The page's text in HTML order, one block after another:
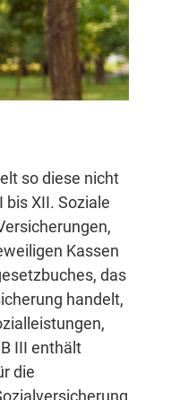
so diese nicht
XII. Soziale
Kassen
das
handelt,
III enthält
die